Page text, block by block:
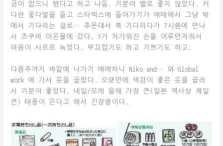
금이 없으니 됐다고 하고 나옴. 기분이 별로 좋지 않았다. 커
다란 꽃다발을 들고 스타벅스에 들어가기가 애매해서 그냥 밖
에서 기다리는 걸로… 추운데서 쭉 기다리다가 7시쯤에 만나
서 츠쿠바 이온몰에 갔다. Y가 차가워진 손을 어루만져줘서
마음이 사르르 녹았다. 부끄럽기도 하고 기쁘기도 하고.
다음주까지 바깥에 나가기 애매하니 Niko and… 와 Global
work 에 가서 옷을 골랐다. 오랫만에 색감이 좋은 옷을 골라
서 기분이 좋았다. 내일/모레 올해 가장 큰(일본 역사상 제일
큰) 태풍이 온다고 해서 긴장중이다.